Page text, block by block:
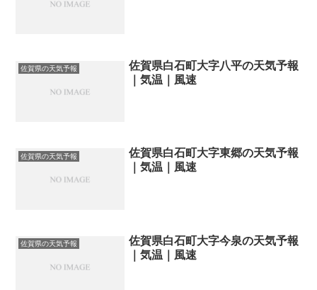
佐賀県の天気予報
佐賀県白石町大字八平の天気予報
｜気温｜風速
佐賀県の天気予報
佐賀県白石町大字東郷の天気予報
｜気温｜風速
佐賀県の天気予報
佐賀県白石町大字今泉の天気予報
｜気温｜風速